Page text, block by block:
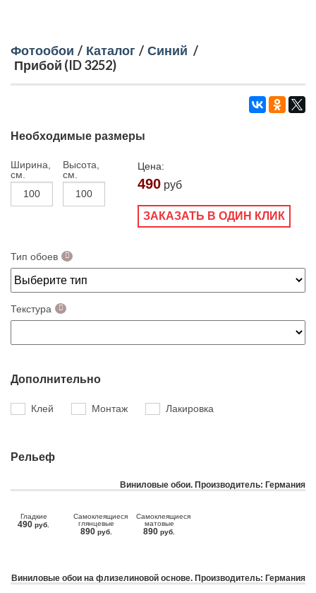
Фотообои / Каталог / Синий /
Прибой (ID 3252)
Необходимые размеры
Ширина,
см.
Высота,
см.
Цена:
490 руб
ЗАКАЗАТЬ В ОДИН КЛИК
Тип обоев
Текстура
Дополнительно
Клей Монтаж Лакировка
Рельеф
Виниловые обои. Производитель: Германия
Гладкие
490 руб.
Самоклеящиеся
глянцевые
890 руб.
Самоклеящиеся
матовые
890 руб.
Виниловые обои на флизелиновой основе. Производитель: Германия